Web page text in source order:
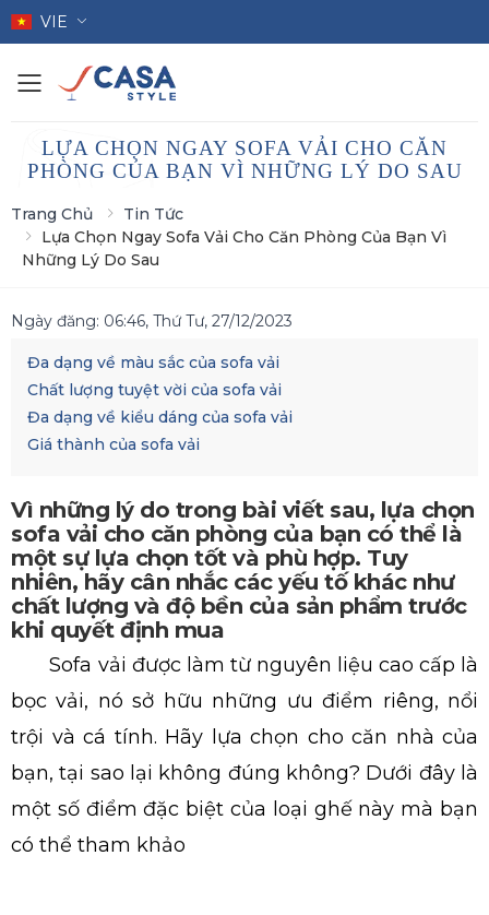
VIE
Toggle mobile menu
LỰA CHỌN NGAY SOFA VẢI CHO CĂN
PHÒNG CỦA BẠN VÌ NHỮNG LÝ DO SAU
Trang Chủ
Tin Tức
Lựa Chọn Ngay Sofa Vải Cho Căn Phòng Của Bạn Vì
Những Lý Do Sau
Ngày đăng: 06:46, Thứ Tư, 27/12/2023
Đa dạng về màu sắc của sofa vải
Chất lượng tuyệt vời của sofa vải
Đa dạng về kiểu dáng của sofa vải
Giá thành của sofa vải
Vì những lý do trong bài viết sau, lựa chọn
sofa vải cho căn phòng của bạn có thể là
một sự lựa chọn tốt và phù hợp. Tuy
nhiên, hãy cân nhắc các yếu tố khác như
chất lượng và độ bền của sản phẩm trước
khi quyết định mua
Sofa vải được làm từ nguyên liệu cao cấp là
bọc vải, nó sở hữu những ưu điểm riêng, nổi
trội và cá tính. Hãy lựa chọn cho căn nhà của
bạn, tại sao lại không đúng không? Dưới đây là
một số điểm đặc biệt của loại ghế này mà bạn
có thể tham khảo